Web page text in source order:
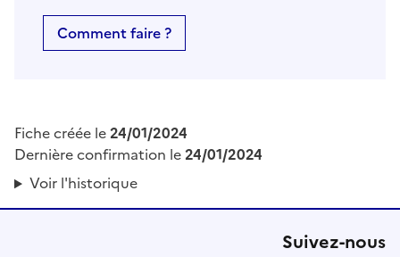
Comment faire ?
Fiche créée le24/01/2024
Dernière confirmation le24/01/2024
Voir l'historique
Suivez-nous